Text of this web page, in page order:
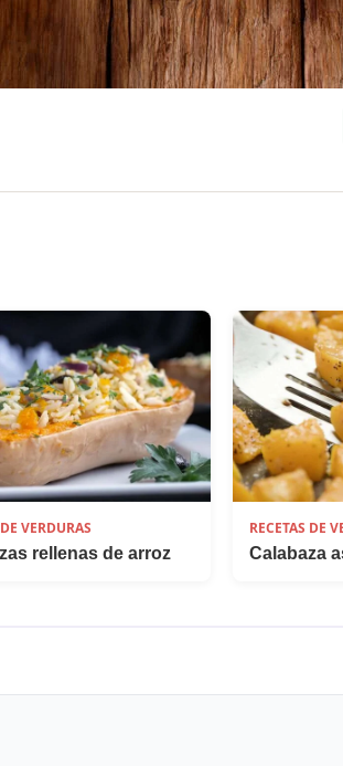
VERDURAS
rellenas de arroz
RECETAS DE
Calabaza